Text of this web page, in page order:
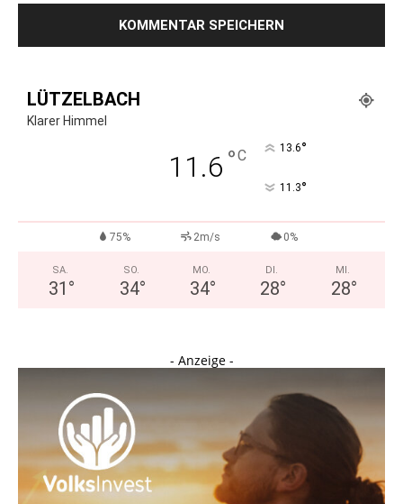
LÜTZELBACH
Klarer Himmel
11.6 °C 13.6°
11.3°
75% 2m/s 0%
SA.
31 °
SO.
34°
MO.
34°
DI.
28°
MI.
28°
- Anzeige -